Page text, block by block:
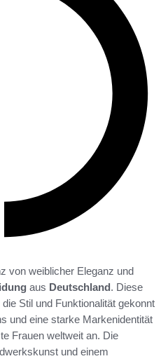
von weiblicher Eleganz und
aus Deutschland. Diese
die Stil und Funktionalität gekonnt
und eine starke Markenidentität
Frauen weltweit an. Die
und einem